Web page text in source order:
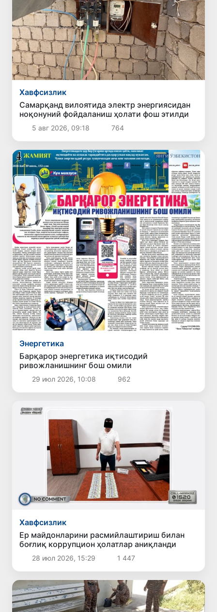
Хавфсизлик
Самарқанд вилоятида электр энергиясидан
ноқонуний фойдаланиш ҳолати фош этилди
5 авг 2026, 09:18 764
Энергетика
Барқарор энергетика иқтисодий
ривожланишнинг бош омили
29 июл 2026, 10:08 962
Хавфсизлик
Ер майдонларини расмийлаштириш билан
боғлиқ коррупцион ҳолатлар аниқланди
28 июл 2026, 15:29 1 447